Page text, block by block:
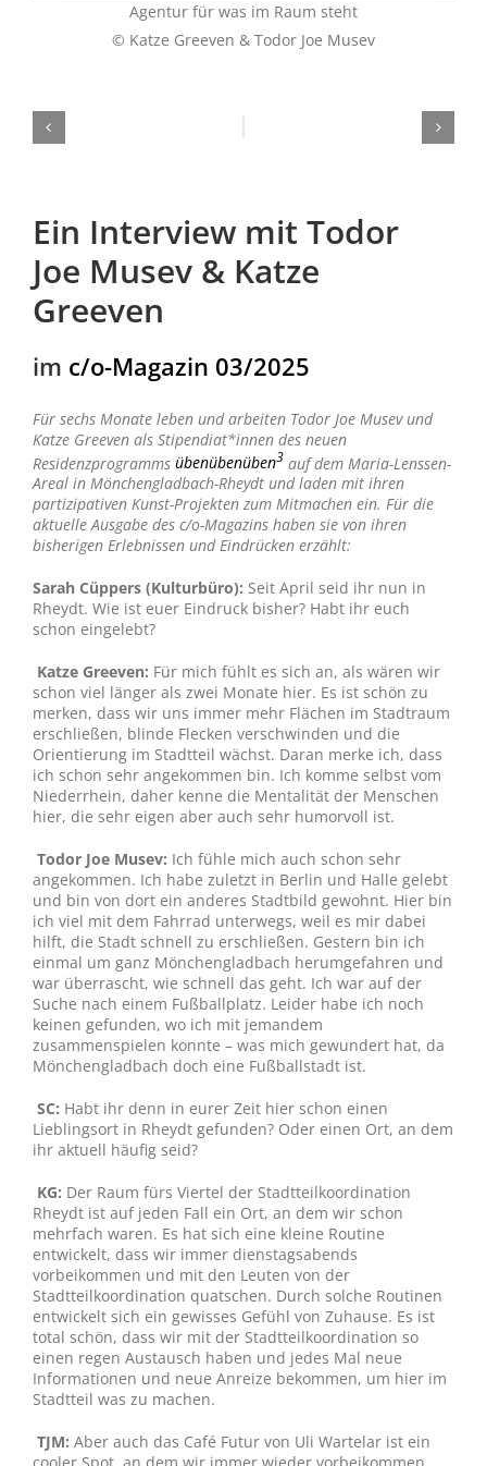
Agentur für was im Raum steht
© Katze Greeven & Todor Joe Musev
Ein Interview mit Todor
Joe Musev & Katze
Greeven
im c/o-Magazin 03/2025
Für sechs Monate leben und arbeiten Todor Joe Musev und
Katze Greeven als Stipendiat*innen des neuen
Residenzprogramms übenübenüben3 auf dem Maria-Lenssen-
Areal in Mönchengladbach-Rheydt und laden mit ihren
partizipativen Kunst-Projekten zum Mitmachen ein. Für die
aktuelle Ausgabe des c/o-Magazins haben sie von ihren
bisherigen Erlebnissen und Eindrücken erzählt:
Sarah Cüppers (Kulturbüro): Seit April seid ihr nun in
Rheydt. Wie ist euer Eindruck bisher? Habt ihr euch
schon eingelebt?
Katze Greeven: Für mich fühlt es sich an, als wären wir
schon viel länger als zwei Monate hier. Es ist schön zu
merken, dass wir uns immer mehr Flächen im Stadtraum
erschließen, blinde Flecken verschwinden und die
Orientierung im Stadtteil wächst. Daran merke ich, dass
ich schon sehr angekommen bin. Ich komme selbst vom
Niederrhein, daher kenne die Mentalität der Menschen
hier, die sehr eigen aber auch sehr humorvoll ist.
Todor Joe Musev: Ich fühle mich auch schon sehr
angekommen. Ich habe zuletzt in Berlin und Halle gelebt
und bin von dort ein anderes Stadtbild gewohnt. Hier bin
ich viel mit dem Fahrrad unterwegs, weil es mir dabei
hilft, die Stadt schnell zu erschließen. Gestern bin ich
einmal um ganz Mönchengladbach herumgefahren und
war überrascht, wie schnell das geht. Ich war auf der
Suche nach einem Fußballplatz. Leider habe ich noch
keinen gefunden, wo ich mit jemandem
zusammenspielen konnte – was mich gewundert hat, da
Mönchengladbach doch eine Fußballstadt ist.
SC: Habt ihr denn in eurer Zeit hier schon einen
Lieblingsort in Rheydt gefunden? Oder einen Ort, an dem
ihr aktuell häufig seid?
KG: Der Raum fürs Viertel der Stadtteilkoordination
Rheydt ist auf jeden Fall ein Ort, an dem wir schon
mehrfach waren. Es hat sich eine kleine Routine
entwickelt, dass wir immer dienstagsabends
vorbeikommen und mit den Leuten von der
Stadtteilkoordination quatschen. Durch solche Routinen
entwickelt sich ein gewisses Gefühl von Zuhause. Es ist
total schön, dass wir mit der Stadtteilkoordination so
einen regen Austausch haben und jedes Mal neue
Informationen und neue Anreize bekommen, um hier im
Stadtteil was zu machen.
TJM: Aber auch das Café Futur von Uli Wartelar ist ein